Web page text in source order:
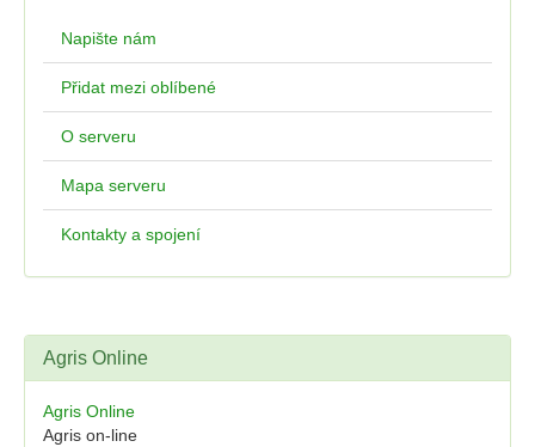
Napište nám
Přidat mezi oblíbené
O serveru
Mapa serveru
Kontakty a spojení
Agris Online
Agris Online
Agris on-line